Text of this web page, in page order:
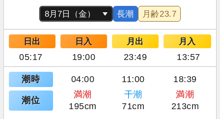
長潮 月齢23.7
日出 日入 月出 月入
05:17 19:00 23:49 13:57
潮時 04:00 11:00 18:39
潮位
満潮 干潮
満潮
195cm
71cm 213cm